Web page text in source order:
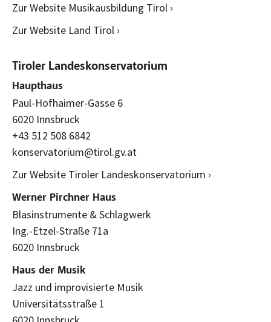
Zur Website Musikausbildung Tirol ›
Zur Website Land Tirol ›
Tiroler Landeskonservatorium
Haupthaus
Paul-Hofhaimer-Gasse 6
6020 Innsbruck
+43 512 508 6842
konservatorium@tirol.gv.at
Zur Website Tiroler Landeskonservatorium ›
Werner Pirchner Haus
Blasinstrumente & Schlagwerk
Ing.-Etzel-Straße 71a
6020 Innsbruck
Haus der Musik
Jazz und improvisierte Musik
Universitätsstraße 1